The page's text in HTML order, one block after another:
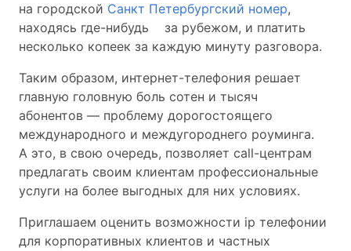
на городской Санкт Петербургский номер,
находясь где-нибудь за рубежом, и платить
несколько копеек за каждую минуту разговора.
Таким образом, интернет-телефония решает
главную головную боль сотен и тысяч
абонентов — проблему дорогостоящего
международного и междугороднего роуминга.
А это, в свою очередь, позволяет call-центрам
предлагать своим клиентам профессиональные
услуги на более выгодных для них условиях.
Приглашаем оценить возможности ip телефонии
для корпоративных клиентов и частных